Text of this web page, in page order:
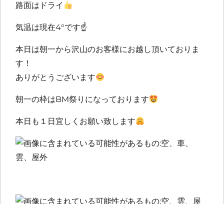
路面はドライ
気温は現在4°です☝️
本日は朝一から沢山のお客様にお越し頂いておりま
す！
ありがとうございます
朝一の枠はBM祭りになっております
本日も１日宜しくお願い致します